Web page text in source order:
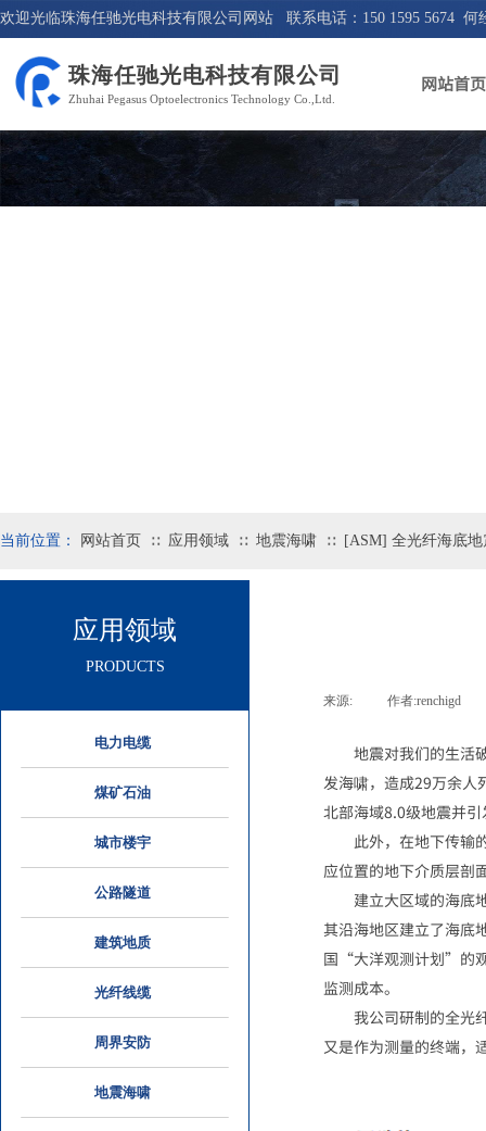
欢迎光临珠海任驰光电科技有限公司网站 联系电话：150 1595 5674 何
珠海任驰光电科技有限公司
Zhuhai Pegasus Optoelectronics Technology Co.,Ltd.
网站首页
当前位置： 网站首页 ∷ 应用领域 ∷ 地震海啸 ∷ [ASM] 全光纤海底
电力电缆
煤矿石油
城市楼宇
公路隧道
建筑地质
光纤线缆
周界安防
地震海啸
PRODUCTS
应用领域
来源: 作者:renchigd
地震对我们的生活
发海啸，造成29万余人
北部海域8.0级地震并
此外，在地下传输
应位置的地下介质层剖
建立大区域的海底
其沿海地区建立了海底
国“大洋观测计划”的
监测成本。
我公司研制的全光
又是作为测量的终端，